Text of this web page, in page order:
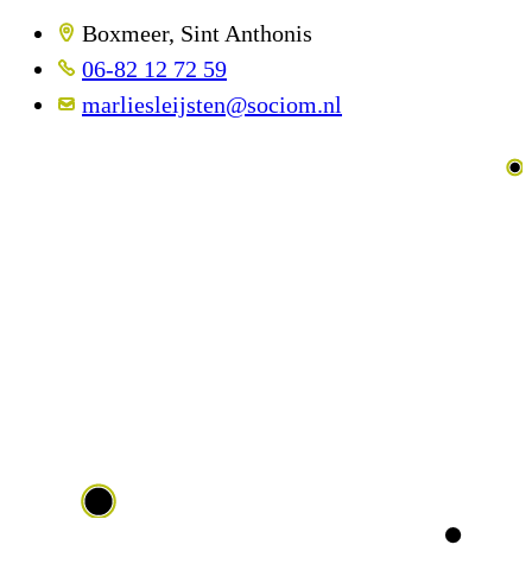
Boxmeer, Sint Anthonis
06-82 12 72 59
marliesleijsten@sociom.nl